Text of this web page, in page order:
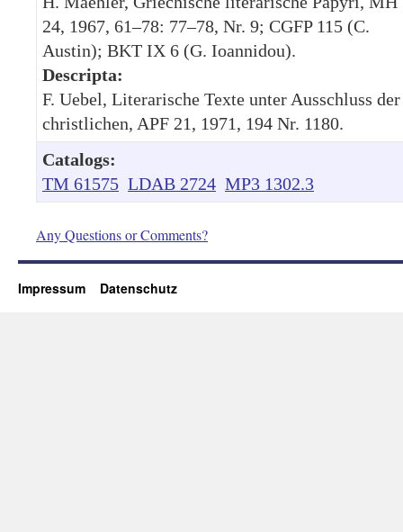
24, 1967, 61–78: 77–78, Nr. 9; CGFP 115 (C.
Austin); BKT IX 6 (G. Ioannidou).
Descripta:
F. Uebel, Literarische Texte unter Ausschluss der
christlichen, APF 21, 1971, 194 Nr. 1180.
Catalogs:
TM 61575 LDAB 2724 MP3 1302.3
Any Questions or Comments?
Impressum Datenschutz